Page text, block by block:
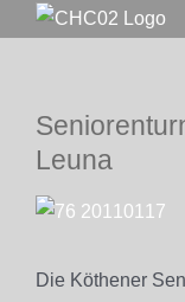
Leuna
Zeige
Bild
Die Köthener